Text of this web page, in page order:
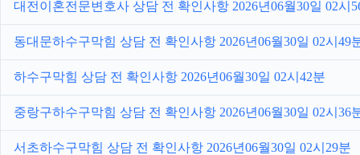
대전이혼전문변호사 상담 전 확인사항 2026년06월30일 02시
동대문하수구막힘 상담 전 확인사항 2026년06월30일 02시49
하수구막힘 상담 전 확인사항 2026년06월30일 02시42분
중랑구하수구막힘 상담 전 확인사항 2026년06월30일 02시36
서초하수구막힘 상담 전 확인사항 2026년06월30일 02시29분